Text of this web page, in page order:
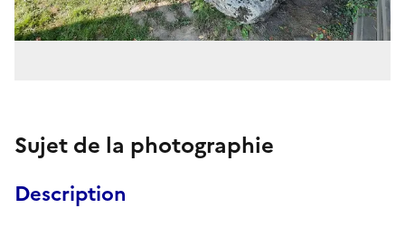
Sujet de la photographie
Description